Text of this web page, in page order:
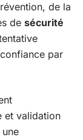
de la
de sécurité
par
et validation